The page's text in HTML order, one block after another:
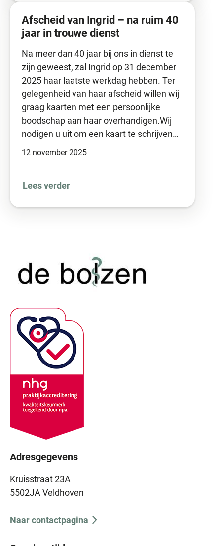
Afscheid van Ingrid – na ruim 40
jaar in trouwe dienst
12 november 2025
Na meer dan 40 jaar bij ons in dienst te
zijn geweest, zal Ingrid op 31 december
2025 haar laatste werkdag hebben. Ter
gelegenheid van haar afscheid willen wij
graag kaarten met een persoonlijke
boodschap aan haar overhandigen.Wij
nodigen u uit om een kaart te schrijven…
Lees verder
Adresgegevens
Kruisstraat 23A
5502JA Veldhoven
Naar contactpagina